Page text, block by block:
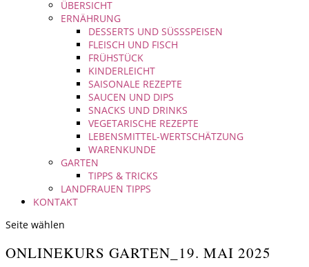
ÜBERSICHT
ERNÄHRUNG
DESSERTS UND SÜSSSPEISEN
FLEISCH UND FISCH
FRÜHSTÜCK
KINDERLEICHT
SAISONALE REZEPTE
SAUCEN UND DIPS
SNACKS UND DRINKS
VEGETARISCHE REZEPTE
LEBENSMITTEL-WERTSCHÄTZUNG
WARENKUNDE
GARTEN
TIPPS & TRICKS
LANDFRAUEN TIPPS
KONTAKT
Seite wählen
ONLINEKURS GARTEN_19. MAI 2025